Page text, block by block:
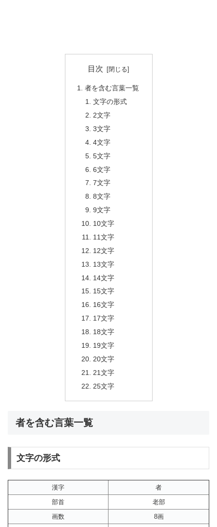
目次
者を含む言葉一覧
文字の形式
2文字
3文字
4文字
5文字
6文字
7文字
8文字
9文字
10文字
11文字
12文字
13文字
14文字
15文字
16文字
17文字
18文字
19文字
20文字
21文字
25文字
者を含む言葉一覧
文字の形式
漢字
者
部首
老部
画数
8画